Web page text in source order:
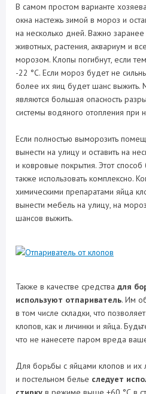
В самом простом варианте
окна настежь зимой в мороз и
на несколько дней. Важно
животных, растения, аквариум и
морозом. Клопы погибнут, если
-22 °С. Если мороз будет не
более их яиц будет шанс выжить.
являются большая опасность
системы водяного отопления при
Если полностью выморозить
вынести на улицу и оставить на
и ковровые покрытия. Этот
также использовать комплексно.
химическими препаратами яйца
вынести мебель на улицу, на
шансов выжить.
Также в качестве средства для
используют отпариватель. Им
в том числе складки, что
клопов, как и личинки и яйца.
что не нанесете паром вреда
Для борьбы с яйцами клопов и их
и постельном белье следует